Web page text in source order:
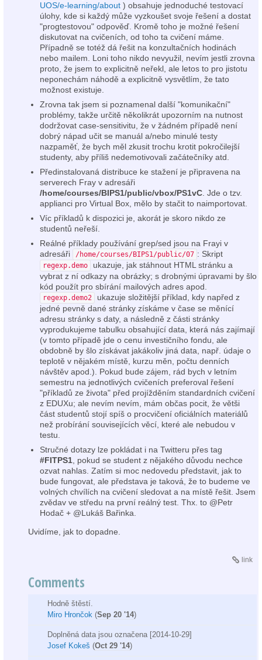
UOS/e-learning/about ) obsahuje jednoduché testovací
úlohy, kde si každý může vyzkoušet svoje řešení a dostat
"progtestovou" odpověď. Kromě toho je možné řešení
diskutovat na cvičeních, od toho ta cvičení máme.
Případně se totéž dá řešit na konzultačních hodinách
nebo mailem. Loni toho nikdo nevyužil, nevím jestli zrovna
proto, že jsem to explicitně neřekl, ale letos to pro jistotu
neponechám náhodě a explicitně vysvětlím, že tato
možnost existuje.
Zrovna tak jsem si poznamenal další "komunikační"
problémy, takže určitě několikrát upozorním na nutnost
dodržovat case-sensitivitu, že v žádném případě není
dobrý nápad učit se manuál a/nebo minulé testy
nazpaměť, že bych měl zkusit trochu krotit pokročilejší
studenty, aby příliš nedemotivovali začátečníky atd.
Předinstalovaná distribuce ke stažení je připravena na
serverech Fray v adresáři
/home/courses/BIPS1/public/vbox/PS1vC . Jde o tzv.
applianci pro Virtual Box, mělo by stačit to naimportovat.
Víc příkladů k dispozici je, akorát je skoro nikdo ze
studentů neřeší.
Reálné příklady používání grep/sed jsou na Frayi v
adresáři
/home/courses/BIPS1/public/07 : Skript
regexp.demo
ukazuje, jak stáhnout HTML stránku a
vybrat z ní odkazy na obrázky; s drobnými úpravami by šlo
kód použít pro sbírání mailových adres apod.
regexp.demo2
ukazuje složitější příklad, kdy napřed z
jedné pevně dané stránky získáme v čase se měnící
adresu stránky s daty, a následně z části stránky
vyprodukujeme tabulku obsahující data, která nás zajímají
(v tomto případě jde o cenu investičního fondu, ale
obdobně by šlo získávat jakákoliv jiná data, např. údaje o
teplotě v nějakém místě, kurzu měn, počtu denních
návštěv apod.). Pokud bude zájem, rád bych v letním
semestru na jednotlivých cvičeních preferoval řešení
"příkladů ze života" před projížděním standardních cvičení
z EDUXu; ale nevím nevím, mám občas pocit, že větši
část studentů stojí spíš o procvičení oficiálních materiálů
než probírání souvisejících věcí, které ale nebudou v
testu.
Stručné dotazy lze pokládat i na Twitteru přes tag
#FITPS1 , pokud se student z nějakého důvodu nechce
ozvat nahlas. Zatím si moc nedovedu představit, jak to
bude fungovat, ale představa je taková, že to budeme ve
volných chvílích na cvičení sledovat a na místě řešit. Jsem
zvědav ve středu na první reálný test. Thx. to @Petr
Hodač + @Lukáš Bařinka.
Uvidíme, jak to dopadne.
link
Comments
Hodně štěstí.
Miro Hrončok (Sep 20 '14)
Doplněná data jsou označena [2014-10-29]
Josef Kokeš (Oct 29 '14)